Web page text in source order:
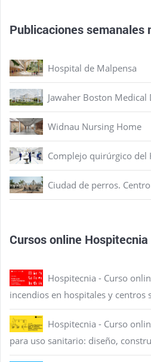
Publicaciones semanales
Hospital de Malpensa
Jawaher Boston Medical
Widnau Nursing Home
Complejo quirúrgico del
Ciudad de perros.
Cursos online Hospitecnia
Hospitecnia - Curso
incendios en hospitales y centros
Hospitecnia - Curso
para uso sanitario: diseño,